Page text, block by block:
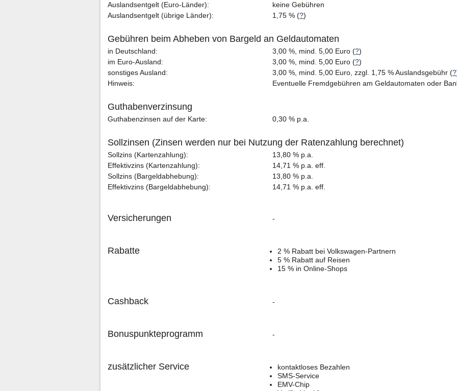
Auslandsentgelt (Euro-Länder):
keine Gebühren
Auslandsentgelt (übrige Länder):
1,75 % (?)
Gebühren beim Abheben von Bargeld an Geldautomaten
in Deutschland: 3,00 %, mind. 5,00 Euro (?)
im Euro-Ausland:
3,00 %, mind. 5,00 Euro (?)
sonstiges Ausland:
3,00 %, mind. 5,00 Euro, zzgl. 1,75 % Auslandsgebühr (?
Hinweis:
Eventuelle Fremdgebühren am Geldautomaten oder
Guthabenverzinsung
Guthabenzinsen auf der Karte: 0,30 % p.a.
Sollzinsen (Zinsen werden nur bei Nutzung der Ratenzahlung berechnet)
Sollzins (Kartenzahlung):
13,80 % p.a.
Effektivzins (Kartenzahlung):
14,71 % p.a. eff.
Sollzins (Bargeldabhebung):
13,80 % p.a.
Effektivzins (Bargeldabhebung):
14,71 % p.a. eff.
Versicherungen -
Rabatte
2 % Rabatt bei Volkswagen-Partnern
5 % Rabatt auf Reisen
15 % in Online-Shops
Cashback -
Bonuspunkteprogramm -
zusätzlicher Service
kontaktloses Bezahlen
SMS-Service
EMV-Chip